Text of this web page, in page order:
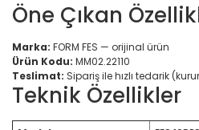
Öne Çıkan
Marka: FORM FES — orijinal ürün
Ürün Kodu: MM02.22110
Teslimat: Sipariş ile hızlı tedarik
Teknik Özellikler